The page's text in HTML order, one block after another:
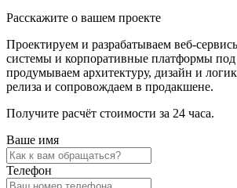
Расскажите о вашем проекте
Проектируем и разрабатываем веб-
системы и корпоративные платформы
продумываем архитектуру, дизайн и
релиза и сопровождаем в продакшене.
Получите расчёт стоимости за 24 часа.
Ваше имя
Телефон